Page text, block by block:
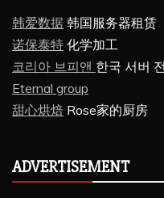
韩爱数据 韩国服务器租赁
诺保泰特 化学加工
코리아 브피앤 한국 서버
Eternal group
甜心烘焙 Rose家的厨房
ADVERTISEMENT